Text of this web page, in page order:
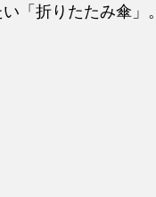
「折りたたみ傘」。